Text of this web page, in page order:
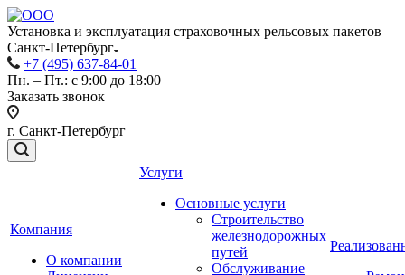
Установка и эксплуатация страховочных рельсовых пакетов
Санкт-Петербург
+7 (495) 637-84-01
Пн. – Пт.: с 9:00 до 18:00
Заказать звонок
г. Санкт-Петербург
Компания
О компании
Услуги
Основные услуги
Строительство
железнодорожных
путей
Обслуживание